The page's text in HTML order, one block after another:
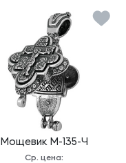
Мощевик М-135-Ч
Ср. цена: